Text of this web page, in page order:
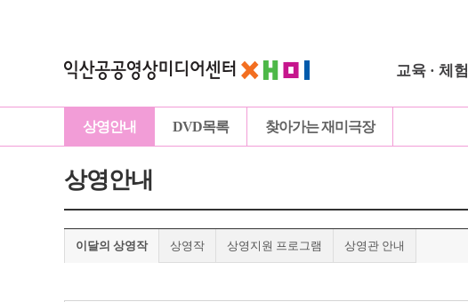
교육 · 체험
상영안내 DVD목록 찾아가는 재미극장
상영안내
이달의 상영작 상영작 상영지원 프로그램 상영관 안내